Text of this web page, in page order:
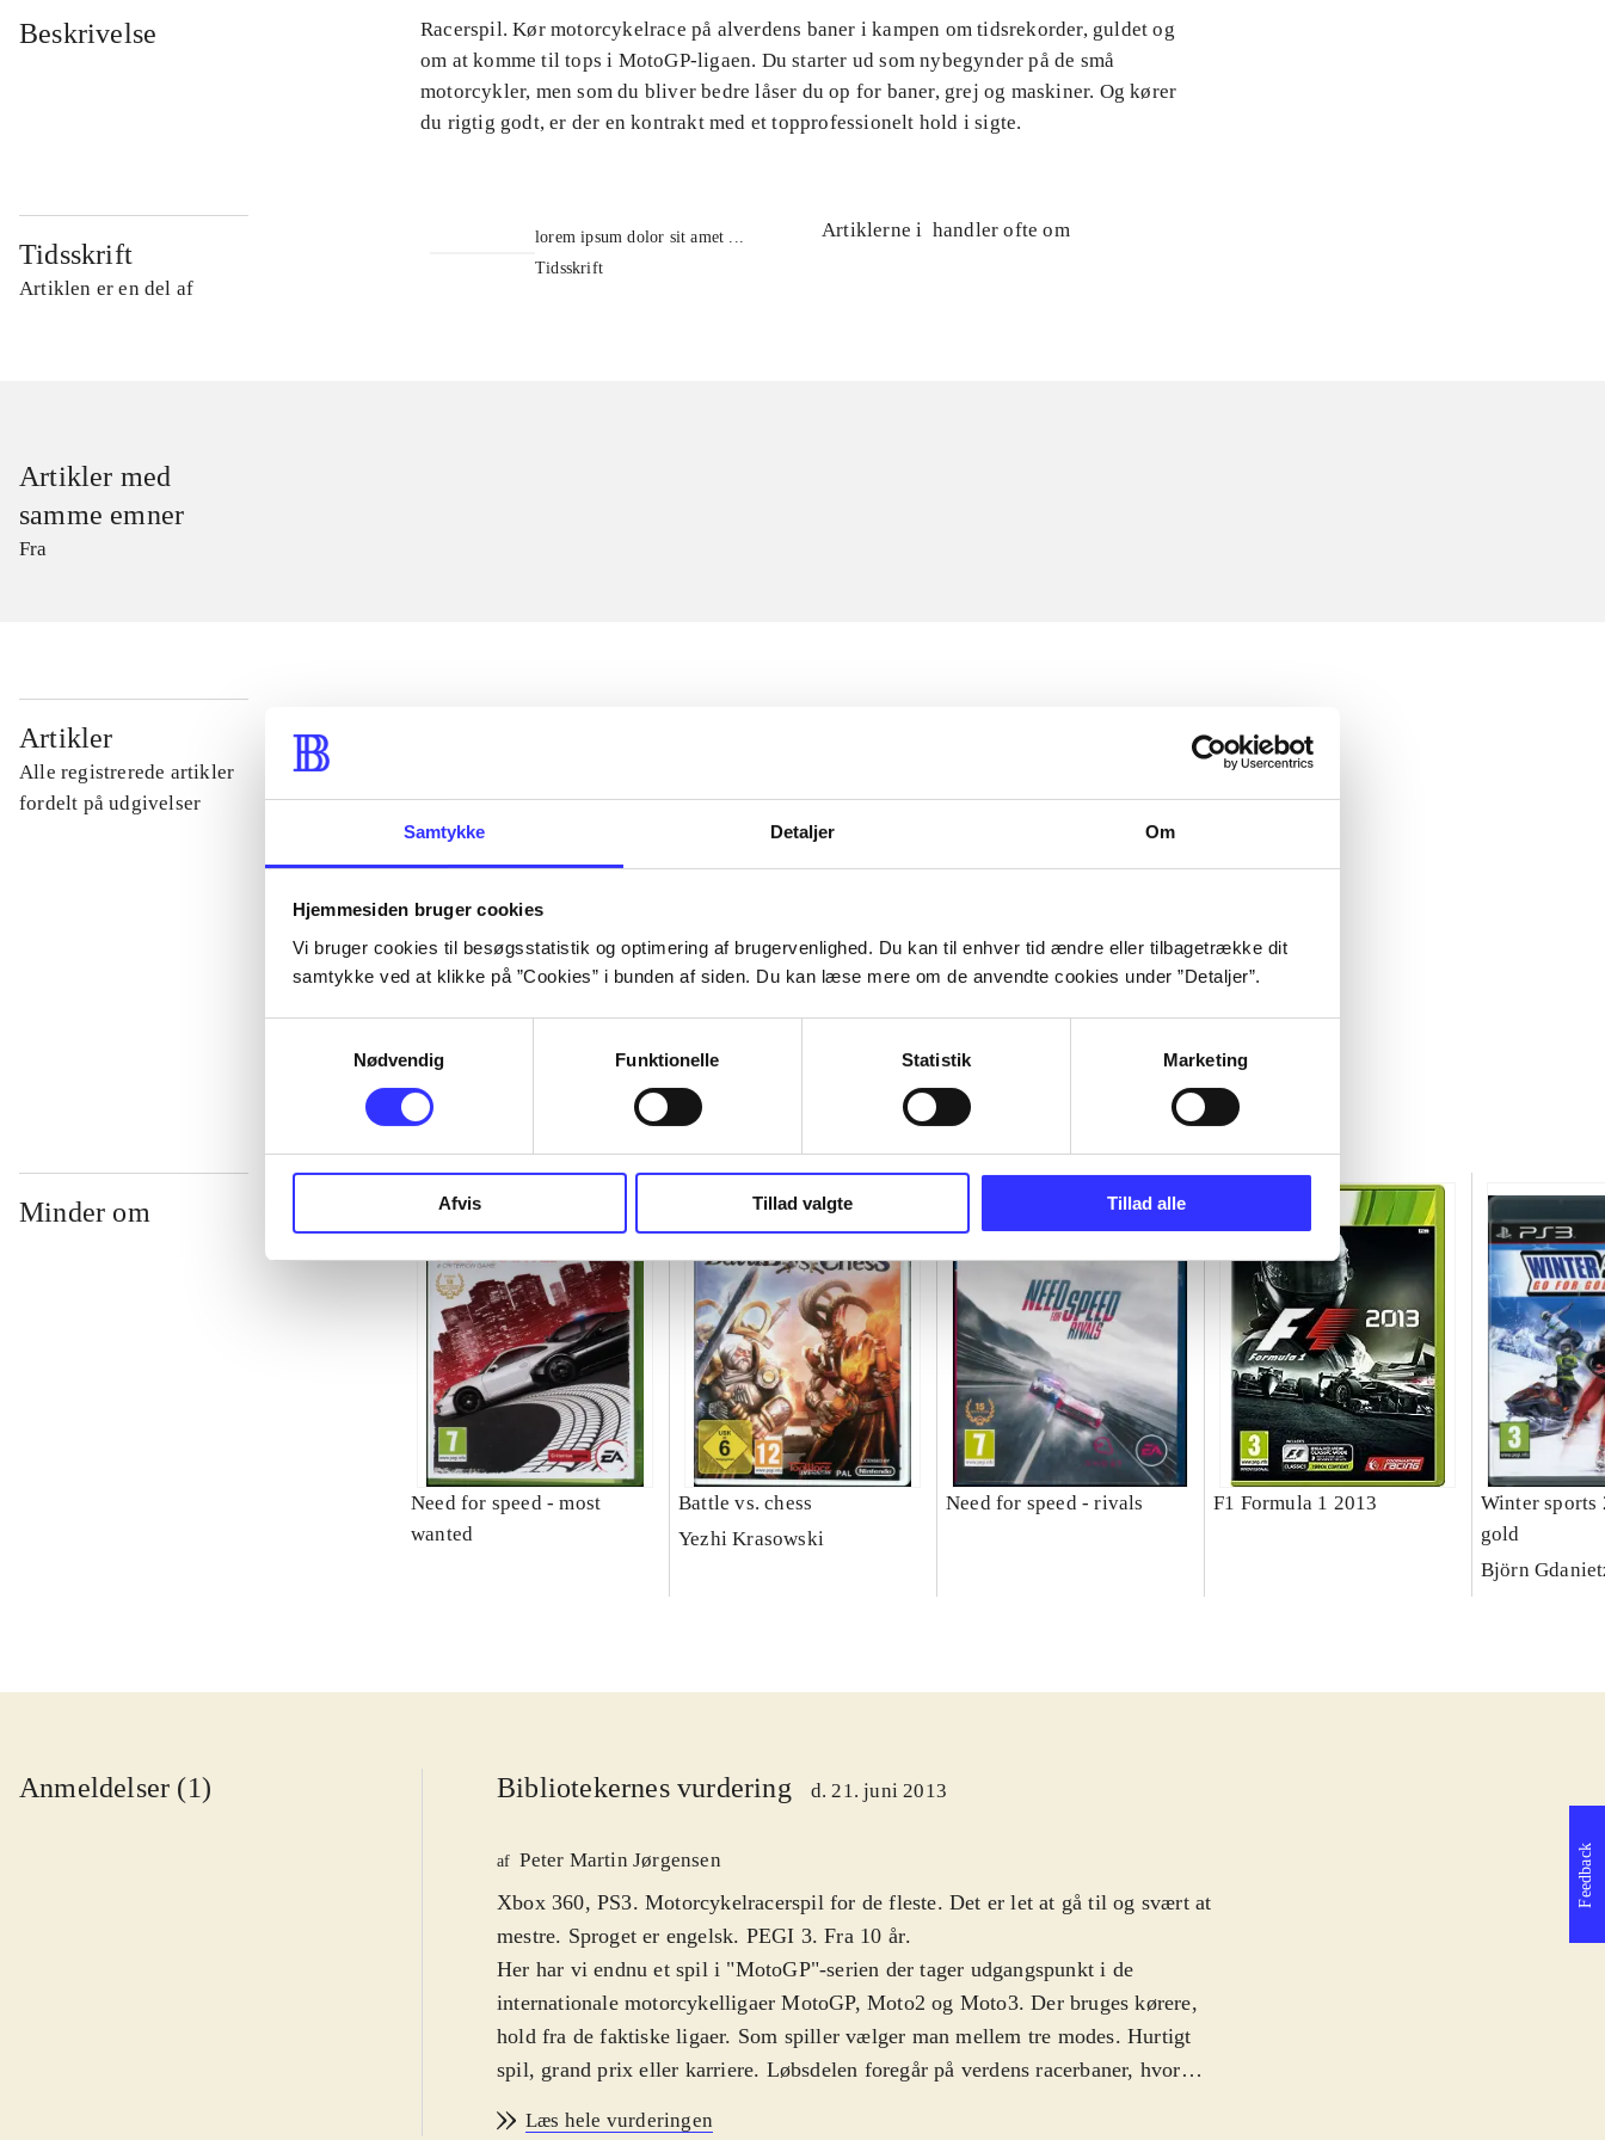
Samtykke Detaljer Om
Hjemmesiden bruger cookies
Vi bruger cookies til besøgsstatistik og optimering af brugervenlighed. Du kan til enhver tid ændre eller tilbagetrække dit
samtykke ved at klikke på ”Cookies” i bunden af siden. Du kan læse mere om de anvendte cookies under ”Detaljer”.
Nødvendig
Funktionelle Statistik Marketing
Afvis Tillad valgte Tillad alle
Beskrivelse
Racerspil. Kør motorcykelrace på alverdens baner i kampen om tidsrekorder, guldet og
om at komme til tops i MotoGP-ligaen. Du starter ud som nybegynder på de små
motorcykler, men som du bliver bedre låser du op for baner, grej og maskiner. Og kører
du rigtig godt, er der en kontrakt med et topprofessionelt hold i sigte.
Tidsskrift
Artiklen er en del af
lorem ipsum dolor sit amet ...
Tidsskrift
Artiklerne i handler ofte om
Artikler med
samme emner
Fra
Artikler
Alle registrerede artikler
fordelt på udgivelser
...
...
Minder om
Need for speed - most
wanted
Battle vs. chess
Yezhi Krasowski
Need for speed - rivals F1 Formula 1 2013
Winter sports
gold
Björn
Anmeldelser (1) Bibliotekernes vurdering d. 21. juni 2013
af Peter Martin Jørgensen
Xbox 360, PS3. Motorcykelracerspil for de fleste. Det er let at gå til og svært at
mestre. Sproget er engelsk. PEGI 3. Fra 10 år.
Her har vi endnu et spil i "MotoGP"-serien der tager udgangspunkt i de
internationale motorcykelligaer MotoGP, Moto2 og Moto3. Der bruges kørere,
hold fra de faktiske ligaer. Som spiller vælger man mellem tre modes. Hurtigt
spil, grand prix eller karriere. Løbsdelen foregår på verdens racerbaner, hvor
Læs hele vurderingen
Feedback